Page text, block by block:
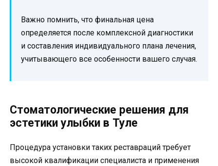
Важно помнить, что финальная цена
определяется после комплексной диагностики
и составления индивидуального плана лечения,
учитывающего все особенности вашего случая.
Стоматологические решения для
эстетики улыбки в Туле
Процедура установки таких реставраций требует
высокой квалификации специалиста и применения